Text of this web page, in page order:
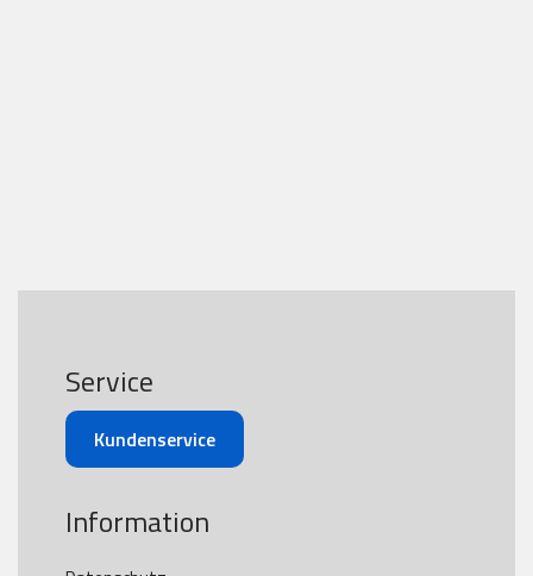
Service
Kundenservice
Information